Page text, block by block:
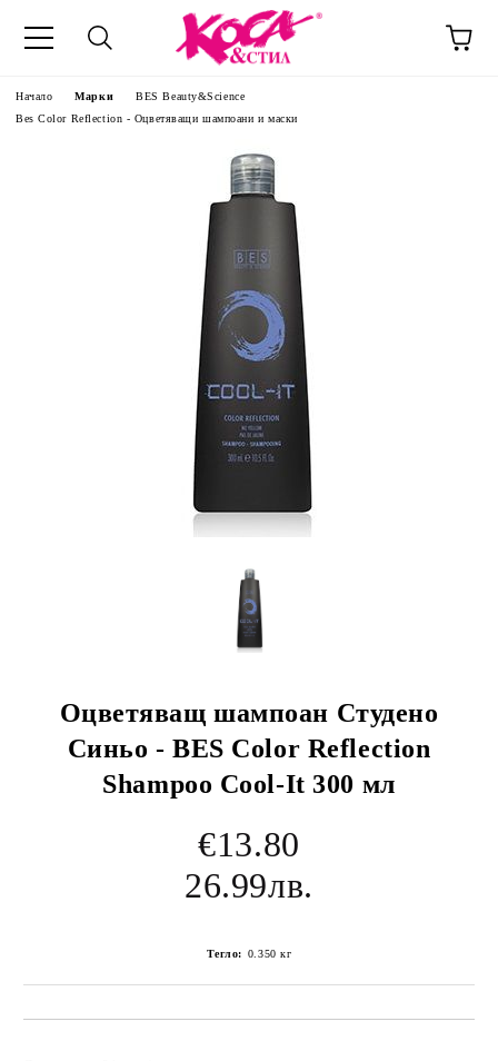
Начало Марки
BES Beauty&Science
Bes Color Reflection - Оцветяващи шампоани и маски
Оцветяващ шампоан Студено
Синьо - BES Color Reflection
Shampoo Cool-It 300 мл
€13.80
26.99лв.
Тегло: 0.350 кг